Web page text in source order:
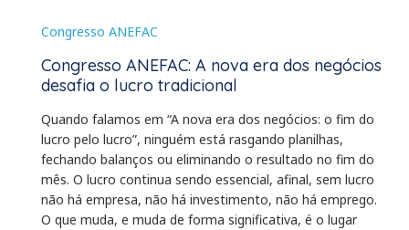
Congresso ANEFAC
Congresso ANEFAC: A nova era dos negócios
desafia o lucro tradicional
Quando falamos em “A nova era dos negócios: o fim do
lucro pelo lucro”, ninguém está rasgando planilhas,
fechando balanços ou eliminando o resultado no fim do
mês. O lucro continua sendo essencial, afinal, sem lucro
não há empresa, não há investimento, não há emprego.
O que muda, e muda de forma significativa, é o lugar